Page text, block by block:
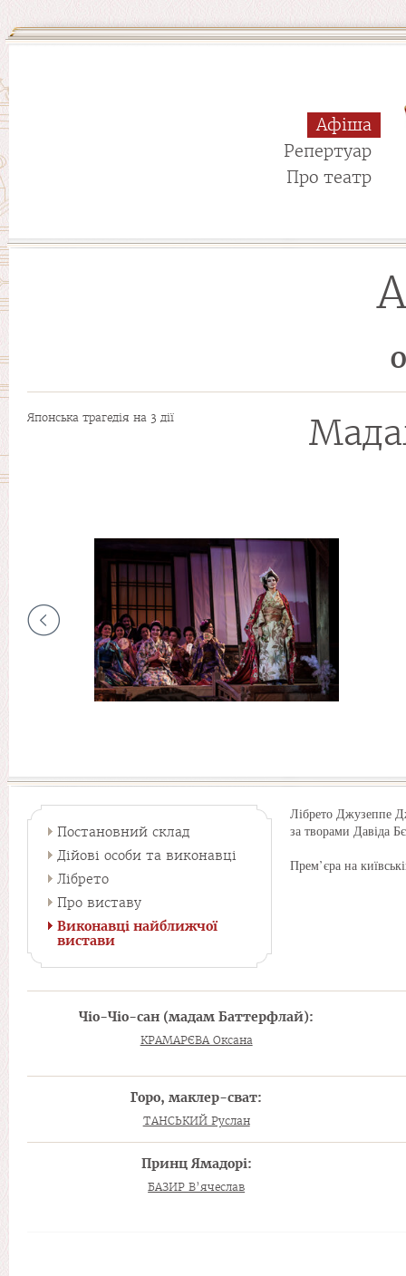
Афіша
Репертуар
Про театр
Японська трагедія на 3 дії
Постановний склад
Дійові особи та виконавці
Лібрето
Про виставу
Виконавці найближчої
вистави
Лібрето Джузеппе
за творами Давіда
Прем’єра на
Чіо-Чіо-сан (мадам Баттерфлай):
КРАМАРЄВА Оксана
Горо, маклер-сват:
ТАНСЬКИЙ Руслан
Принц Ямадорі:
БАЗИР В’ячеслав